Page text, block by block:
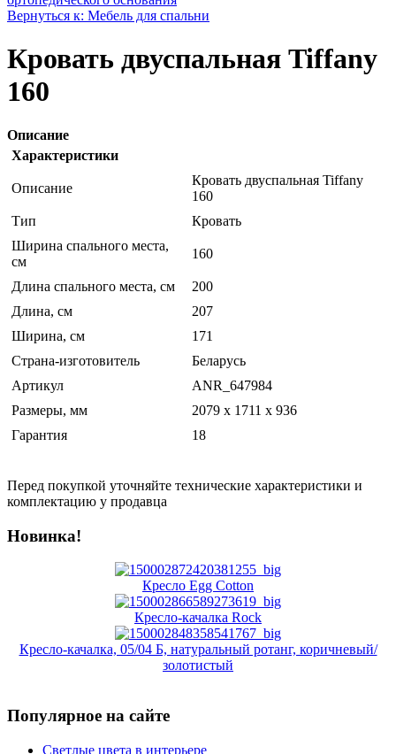
Вернуться к: Мебель для спальни
Кровать двуспальная Tiffany
160
Описание
Характеристики
Описание
Кровать двуспальная Tiffany
160
Тип
Кровать
Ширина спального места,
см
160
Длина спального места, см
200
Длина, см
207
Ширина, см
171
Страна-изготовитель
Беларусь
Артикул
ANR_647984
Размеры, мм
2079 x 1711 x 936
Гарантия
18
Перед покупкой уточняйте технические характеристики и
комплектацию у продавца
Новинка!
Кресло Egg Cotton
Кресло-качалка Rock
Кресло-качалка, 05/04 Б, натуральный ротанг, коричневый/
золотистый
Популярное на сайте
Светлые цвета в интерьере